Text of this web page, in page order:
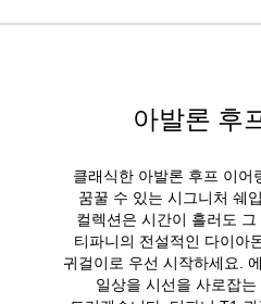
아발론 후
클래식한 아발론 후프 이
꿈꿀 수 있는 시그니처 쉐
컬렉션은 시간이 흘러도
티파니의 전설적인 다이아
귀걸이로 우선 시작하세요.
일상을 시선을 사로잡